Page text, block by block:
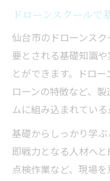
ドローンス
実務で役立
製造職に活
ドローンス
ドローンス
未経験から製造
方法
ドローンス
ドローンスクールで
仙台市のドローンス
要とされる基礎知識
とができます。ドロ
ローンの特徴など、
ムに組み込まれている
基礎からしっかり学
即戦力となる人材へ
点検作業など、現場